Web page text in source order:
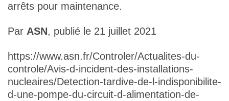
arrêts pour maintenance.
Par ASN, publié le 21 juillet 2021
https://www.asn.fr/Controler/Actualites-du-
controle/Avis-d-incident-des-installations-
nucleaires/Detection-tardive-de-l-indisponibilite-
d-une-pompe-du-circuit-d-alimentation-de-